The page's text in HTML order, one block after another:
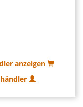
anzeigen